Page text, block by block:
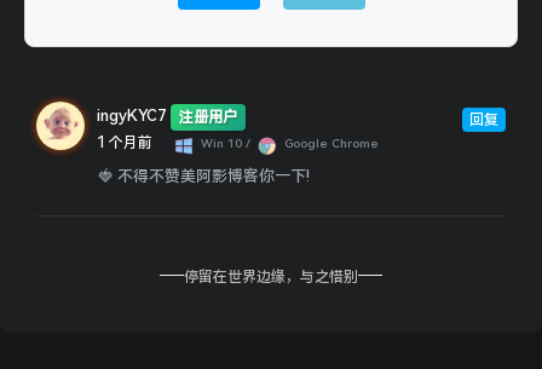
ingyKYC7
注册用户
1 个月前
Win 10 / Google Chrome
🍓 不得不赞美阿影博客你一下!
回复
停留在世界边缘，与之惜别